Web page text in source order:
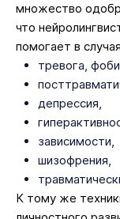
множество
что
помогает в
тревога,
депрессия,
зависимости,
шизофрения,
К тому же